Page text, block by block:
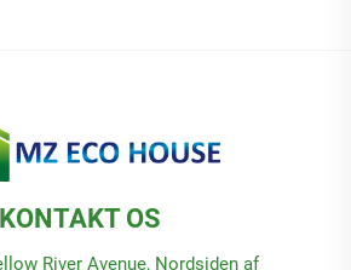
KONTAKT OS
River Avenue, Nordsiden af